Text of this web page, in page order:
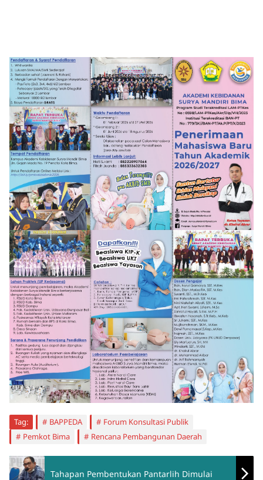
Tag: BAPPEDA
Forum Konsultasi Publik
Pemkot Bima
Rencana Pembangunan Daerah
Tahapan Pembentukan Pantarlih Dimulai